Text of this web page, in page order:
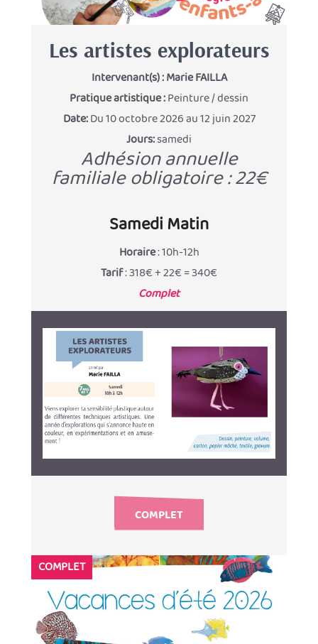
Les artistes explorateurs
Intervenant(s) :Marie FAILLA
Pratique artistique :Peinture / dessin
Date:Du 10 octobre 2026 au 12 juin 2027
Jours:samedi
Adhésion annuelle
familiale obligatoire : 22€
Samedi Matin
Horaire: 10h-12h
Tarif: 318€ + 22€ = 340€
Complet
COMPLET
COMPLET